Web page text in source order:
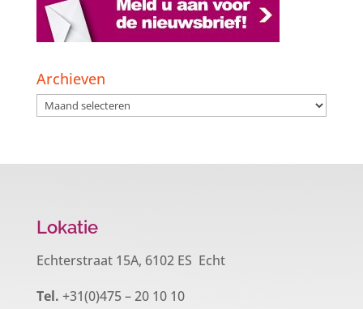
Archieven
Archieven
Lokatie
Echterstraat 15A, 6102 ES Echt
Tel. +31(0)475 – 20 10 10